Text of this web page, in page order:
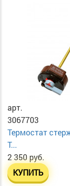
арт.
3067703
Термостат
T...
2 350 руб.
КУПИТЬ